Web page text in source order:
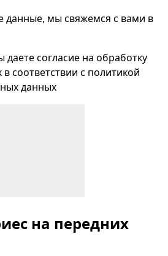
данные, мы свяжемся с вами в
согласие на обработку
в соответствии с политикой
данных
на передних